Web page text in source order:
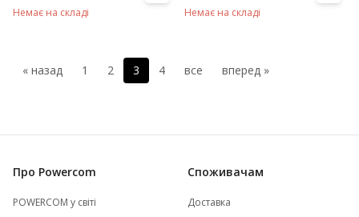
Немає на складі Немає на складі
« назад 1 2 3 4 все вперед »
Про Powercom
POWERCOM у світі
Споживачам
Доставка